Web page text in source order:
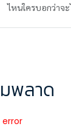
ไหนใครบอกว่าจ
พลาด
error